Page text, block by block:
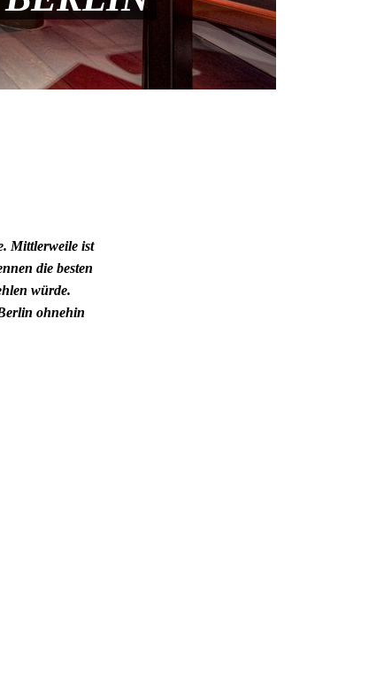
Mittlerweile ist
die besten
würde.
ohnehin